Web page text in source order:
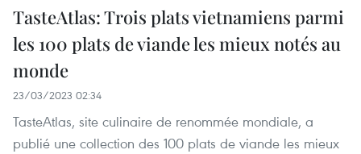
TasteAtlas: Trois plats vietnamiens parmi
les 100 plats de viande les mieux notés au
monde
23/03/2023 02:34
TasteAtlas, site culinaire de renommée mondiale, a
publié une collection des 100 plats de viande les mieux